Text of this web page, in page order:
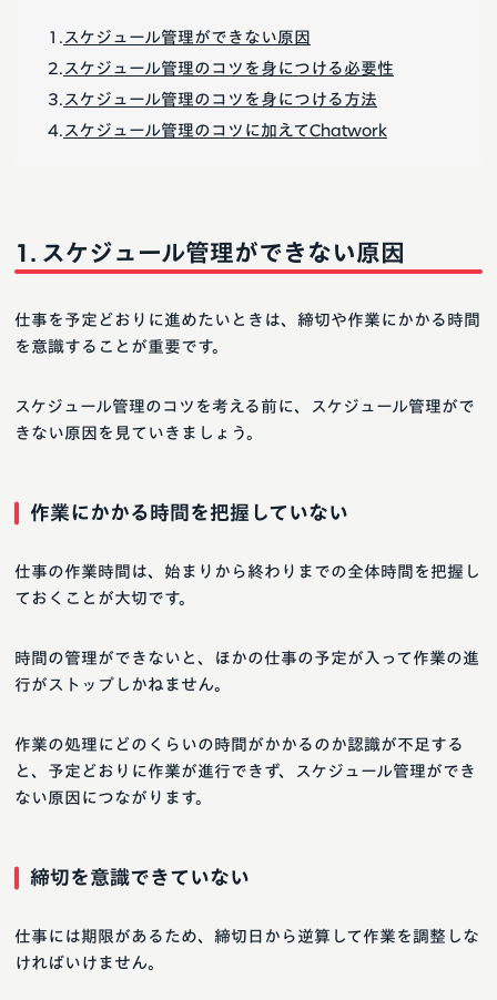
スケジュール管理ができない原因
スケジュール管理のコツを身につける必要性
スケジュール管理のコツを身につける方法
スケジュール管理のコツに加えてChatwork
スケジュール管理ができない原因
仕事を予定どおりに進めたいときは、締切や作業にかかる時間
を意識することが重要です。
スケジュール管理のコツを考える前に、スケジュール管理がで
きない原因を見ていきましょう。
作業にかかる時間を把握していない
仕事の作業時間は、始まりから終わりまでの全体時間を把握し
ておくことが大切です。
時間の管理ができないと、ほかの仕事の予定が入って作業の進
行がストップしかねません。
作業の処理にどのくらいの時間がかかるのか認識が不足する
と、予定どおりに作業が進行できず、スケジュール管理ができ
ない原因につながります。
締切を意識できていない
仕事には期限があるため、締切日から逆算して作業を調整しな
ければいけません。